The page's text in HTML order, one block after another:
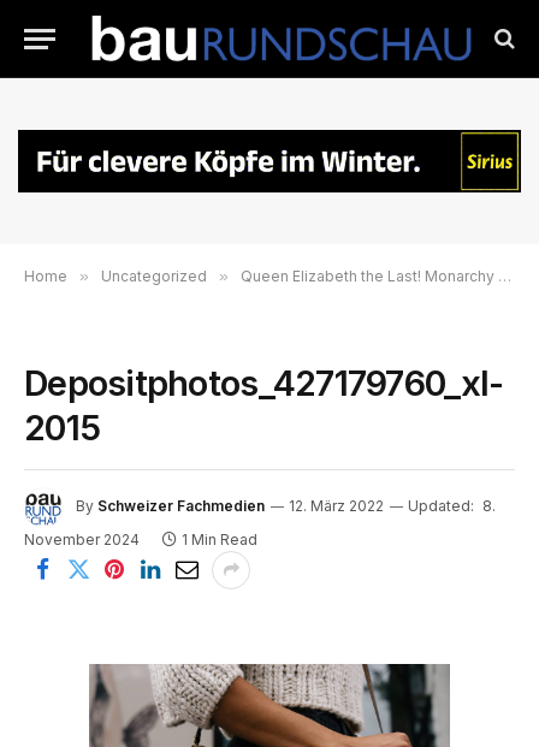
Home » Uncategorized » Queen Elizabeth the Last! Monarchy Faces Fresh Demand to be Axed
Depositphotos_427179760_xl-
2015
By Schweizer Fachmedien 12. März 2022 Updated: 8.
November 2024
1 Min Read